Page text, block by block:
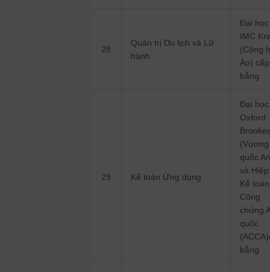
28
Quản trị Du lịch và Lữ
hành
Đại học
IMC
(Cộng
Áo) cấp
bằng
29 Kế toán Ứng dụng
Đại học
Oxford
(Vương
quốc
và
Kế toán
Công
chứng
quốc
bằng